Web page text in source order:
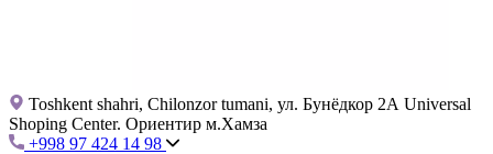
Toshkent shahri, Chilonzor tumani, ул. Бунёдкор 2А Universal
Shoping Center. Ориентир м.Хамза
+998 97 424 14 98